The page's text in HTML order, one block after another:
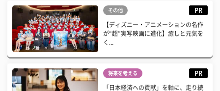
その他 PR
【ディズニー・アニメーションの名作
が“超”実写映画に進化】癒しと元気を
く...
将来を考える PR
「日本経済への貢献」を軸に、走り続